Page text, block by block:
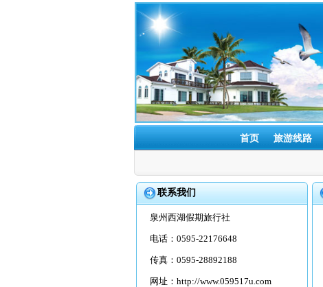
首页 旅游线路
联系我们
泉州西湖假期旅行社
电话：0595-22176648
传真：0595-28892188
网址： http://www.059517u.com